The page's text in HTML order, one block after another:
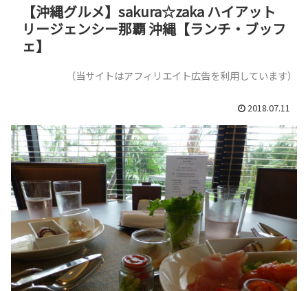
【沖縄グルメ】sakura☆zaka ハイアット
リージェンシー那覇 沖縄【ランチ・ブッフ
ェ】
（当サイトはアフィリエイト広告を利用しています）
2018.07.11